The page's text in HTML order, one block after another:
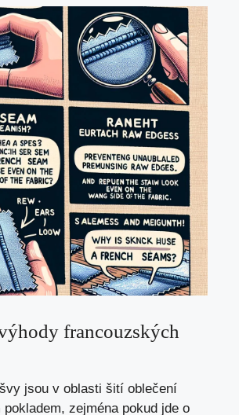
francouzských
jsou v oblasti šití oblečení
pokladem, zejména pokud jde o